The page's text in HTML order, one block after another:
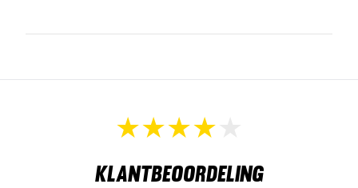
Klantbeoordeling